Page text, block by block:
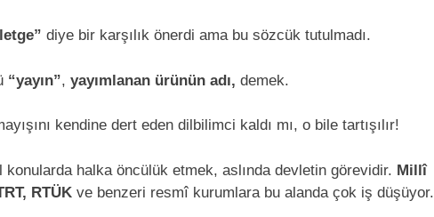
diye bir karşılık önerdi ama bu sözcük tutulmadı.
“yayın”, yayımlanan ürünün adı, demek.
kendine dert eden dilbilimci kaldı mı, o bile tartışılır!
halka öncülük etmek, aslında devletin görevidir. Millî
RTÜK ve benzeri resmî kurumlara bu alanda çok iş düşüyor.